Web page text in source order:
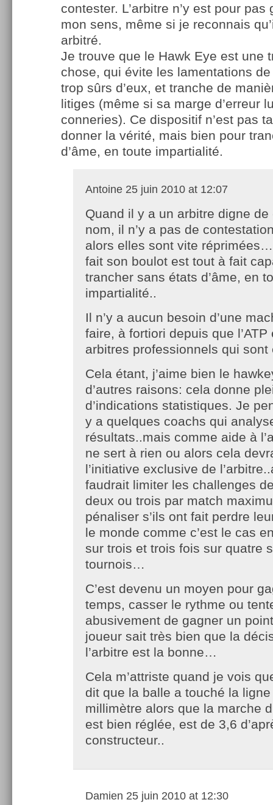
contester. L’arbitre n’y est pour pas
mon sens, même si je reconnais
arbitré.
Je trouve que le Hawk Eye est une
chose, qui évite les lamentations
trop sûrs d’eux, et tranche de
litiges (même si sa marge d’erreur
conneries). Ce dispositif n’est pas
donner la vérité, mais bien pour
d’âme, en toute impartialité.
Antoine 25 juin 2010 at 12:07
Quand il y a un arbitre digne de
nom, il n’y a pas de
alors elles sont vite
fait son boulot est tout à fait
trancher sans états d’âme, en
impartialité..
Il n’y a aucun besoin d’une
faire, à fortiori depuis que
arbitres professionnels qui sont
Cela étant, j’aime bien le
d’autres raisons: cela donne
d’indications statistiques. Je
y a quelques coachs qui
résultats..mais comme aide à
ne sert à rien ou alors cela
l’initiative exclusive de
faudrait limiter les challenges
deux ou trois par match
pénaliser s’ils ont fait perdre
le monde comme c’est le cas
sur trois et trois fois sur quatre
tournois…
C’est devenu un moyen pour
temps, casser le rythme ou
abusivement de gagner un
joueur sait très bien que la
l’arbitre est la bonne…
Cela m’attriste quand je vois
dit que la balle a touché la ligne
millimètre alors que la marche
est bien réglée, est de 3,6
constructeur..
Damien 25 juin 2010 at 12:30